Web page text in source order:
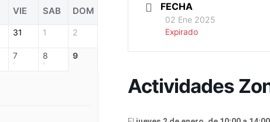
VIE SAB DOM
31 1 2
7 8 9
FECHA
02 Ene 2025
Expirado
Actividades